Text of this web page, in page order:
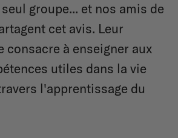
groupe... et nos amis de
cet avis. Leur
consacre à enseigner aux
utiles dans la vie
l'apprentissage du